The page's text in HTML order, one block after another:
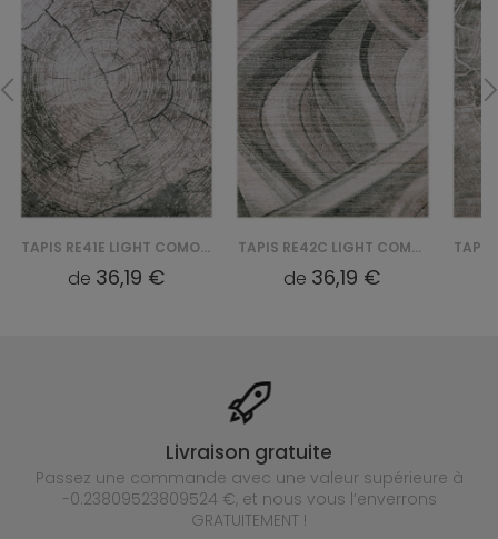
TAPIS RE41E LIGHT COMO YAT - BEŻOWY
de 36,19 €
TAPIS RE42C LIGHT COMO YAT - BEŻOWY
de 36,19 €
Livraison gratuite
Passez une commande avec une valeur supérieure à
-0.23809523809524 €, et nous vous l’enverrons
GRATUITEMENT !